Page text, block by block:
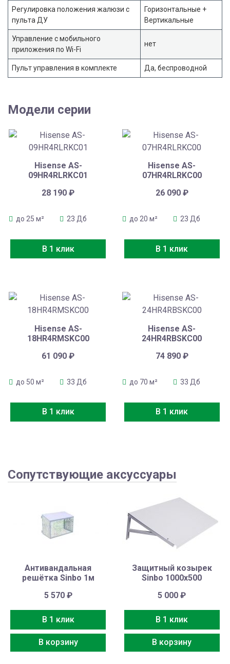
Регулировка положения жалюзи с
пульта ДУ
Горизонтальные +
Вертикальные
Управление c мобильного
приложения по Wi-Fi
нет
Пульт управления в комплекте Да, беспроводной
Модели серии
Hisense AS-
09HR4RLRKC01
28 190₽
до 25 м² 23 Дб
В 1 клик
Hisense AS-
07HR4RLRKC00
26 090 ₽
до 20 м² 23 Дб
В 1 клик
Hisense AS-
18HR4RMSKC00
61 090₽
до 50 м² 33 Дб
В 1 клик
Hisense AS-
24HR4RBSKC00
74 890 ₽
до 70 м² 33 Дб
В 1 клик
Сопутствующие аксуссуары
Антивандальная
решётка Sinbo 1м
5 570 ₽
В 1 клик
В корзину
Защитный козырек
Sinbo 1000х500
5 000₽
В 1 клик
В корзину